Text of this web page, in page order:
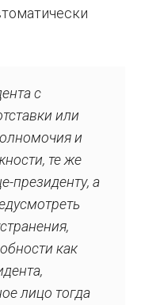
с
или
и
те же
президенту, а
как
лицо тогда